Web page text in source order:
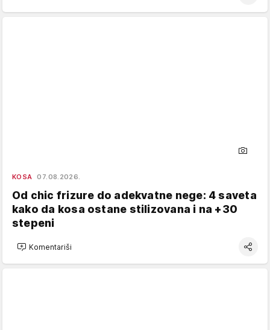
KOSA 07.08.2026.
Od chic frizure do adekvatne nege: 4 saveta
kako da kosa ostane stilizovana i na +30
stepeni
Komentariši